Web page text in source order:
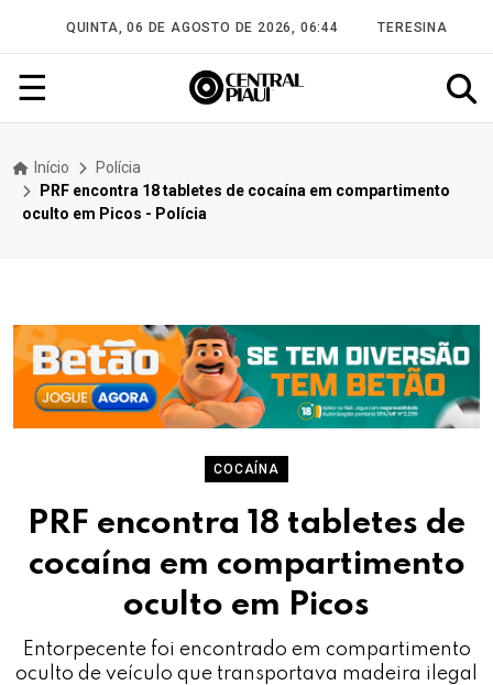
QUINTA, 06 DE AGOSTO DE 2026, 06:44 TERESINA
☰
Início
Polícia
PRF encontra 18 tabletes de cocaína em compartimento
oculto em Picos - Polícia
COCAÍNA
PRF encontra 18 tabletes de
cocaína em compartimento
oculto em Picos
Entorpecente foi encontrado em compartimento
oculto de veículo que transportava madeira ilegal